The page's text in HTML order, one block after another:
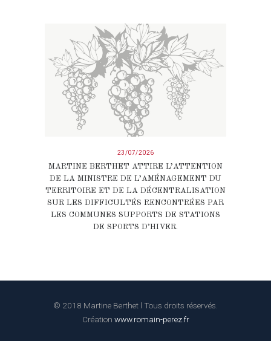
23/07/2026
MARTINE BERTHET ATTIRE L’ATTENTION
DE LA MINISTRE DE L’AMÉNAGEMENT DU
TERRITOIRE ET DE LA DÉCENTRALISATION
SUR LES DIFFICULTÉS RENCONTRÉES PAR
LES COMMUNES SUPPORTS DE STATIONS
DE SPORTS D’HIVER.
© 2018 Martine Berthet l Tous droits réservés.
Création www.romain-perez.fr